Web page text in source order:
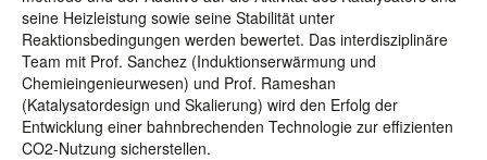
seine Heizleistung sowie seine Stabilität unter
Reaktionsbedingungen werden bewertet. Das interdisziplinäre
Team mit Prof. Sanchez (Induktionserwärmung und
Chemieingenieurwesen) und Prof. Rameshan
(Katalysatordesign und Skalierung) wird den Erfolg der
Entwicklung einer bahnbrechenden Technologie zur effizienten
CO2-Nutzung sicherstellen.